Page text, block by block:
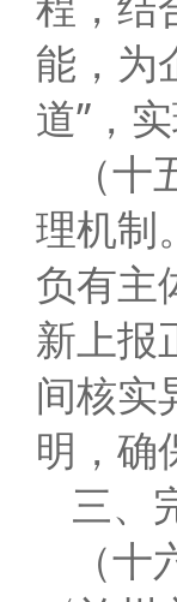
能，为
道”，
（
理机制
负有主
新上报
间核实
明，确
三、
（